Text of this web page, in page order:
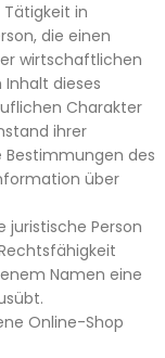
in
die einen
wirtschaftlichen
dieses
Charakter
ihrer
des
über
juristische Person
Namen eine
Online-Shop